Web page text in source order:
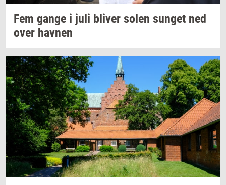
Fem gange i juli bli­ver solen sun­get ned
over hav­nen